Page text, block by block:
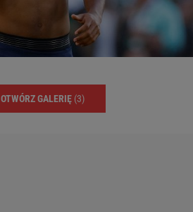
OTWÓRZ GALERIĘ (3)